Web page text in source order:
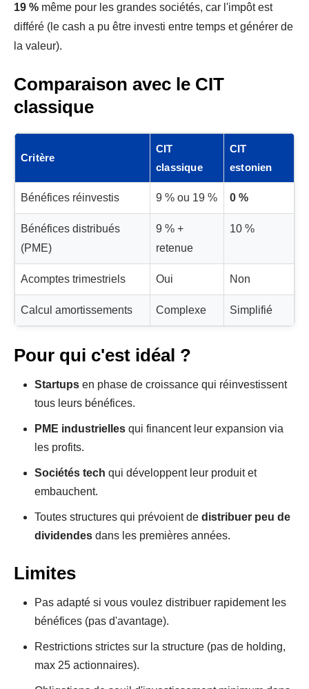
19 % même pour les grandes sociétés, car l'impôt est
différé (le cash a pu être investi entre temps et générer de
la valeur).
Comparaison avec le CIT
classique
Critère
CIT
classique
CIT
estonien
Bénéfices réinvestis 9 % ou 19 % 0 %
Bénéfices distribués
(PME)
9 % +
retenue
10 %
Acomptes trimestriels Oui Non
Calcul amortissements Complexe Simplifié
Pour qui c'est idéal ?
Startups en phase de croissance qui réinvestissent
tous leurs bénéfices.
PME industrielles qui financent leur expansion via
les profits.
Sociétés tech qui développent leur produit et
embauchent.
Toutes structures qui prévoient de distribuer peu de
dividendes dans les premières années.
Limites
Pas adapté si vous voulez distribuer rapidement les
bénéfices (pas d'avantage).
Restrictions strictes sur la structure (pas de holding,
max 25 actionnaires).